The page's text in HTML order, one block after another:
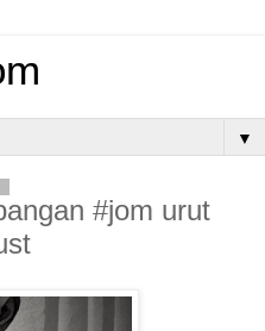
▼
#jom urut